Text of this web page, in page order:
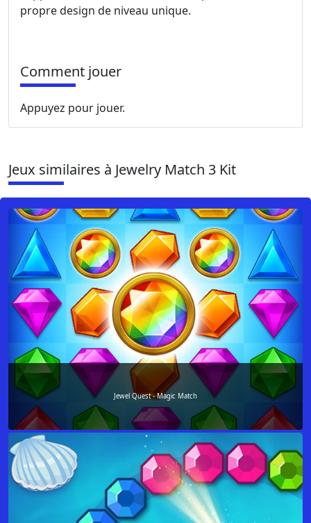
propre design de niveau unique.
Comment jouer
Appuyez pour jouer.
Jeux similaires à Jewelry Match 3 Kit
Jewel Quest - Magic Match